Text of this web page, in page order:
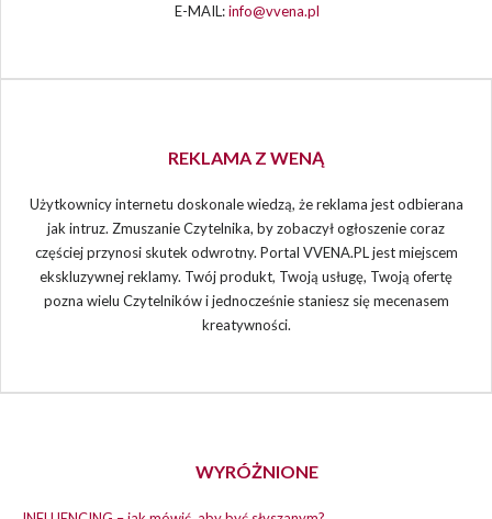
E-MAIL:info@vvena.pl
REKLAMA Z WENĄ
Użytkownicy internetu doskonale wiedzą, że reklama jest odbierana
jak intruz. Zmuszanie Czytelnika, by zobaczył ogłoszenie coraz
częściej przynosi skutek odwrotny. Portal VVENA.PL jest miejscem
ekskluzywnej reklamy. Twój produkt, Twoją usługę, Twoją ofertę
pozna wielu Czytelników i jednocześnie staniesz się mecenasem
kreatywności.
WYRÓŻNIONE